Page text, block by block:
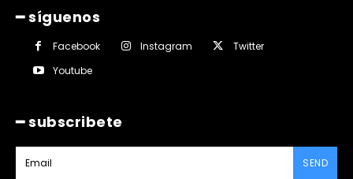
━ síguenos
Facebook Instagram
Twitter
Youtube
━ subscribete
SEND